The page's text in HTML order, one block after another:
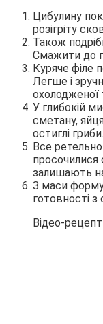
Цибулину
розігріту
Також
Смажити до
Куряче філе
Легше і
охолодженої
У глибокій
сметану,
остиглі гриби.
Все
просочилися
залишають
З маси
готовності з
Відео-рецепт